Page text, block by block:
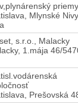
Mlynské Nivy
s.r.o., Malacky
1.mája 46/
Prešovská